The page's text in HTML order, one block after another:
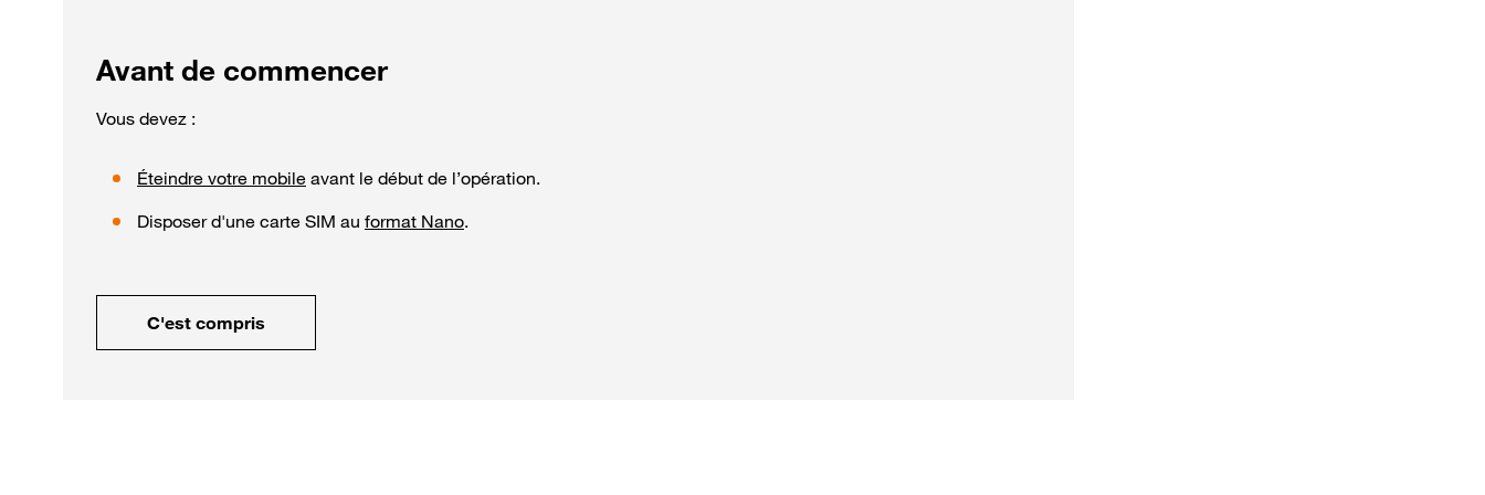
Avant de commencer
Vous devez :
Éteindre votre mobile avant le début de l’opération.
Disposer d'une carte SIM au format Nano.
C'est compris